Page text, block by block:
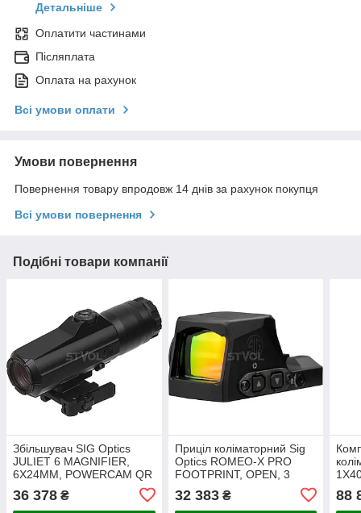
Детальніше
Оплатити частинами
Післяплата
Оплата на рахунок
Всі умови оплати
Умови повернення
Повернення товару впродовж 14 днів за рахунок покупця
Всі умови повернення
Подібні товари компанії
Збільшувач SIG Optics
JULIET 6 MAGNIFIER,
6X24MM, POWERCAM QR
36 378 ₴
Приціл коліматорний Sig
Optics ROMEO-X PRO
FOOTPRINT, OPEN, 3
32 383₴ 88